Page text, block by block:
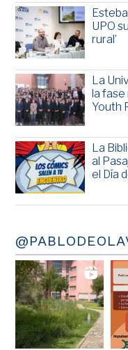
UPO
rural’
La
la fase
Youth
La
al
el Día